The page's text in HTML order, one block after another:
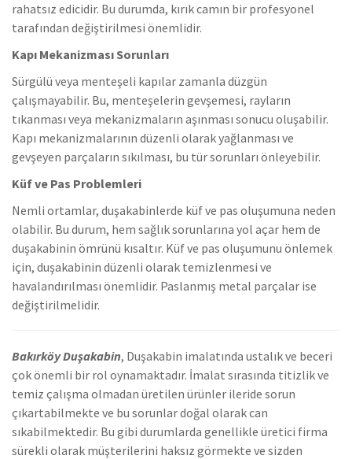
rahatsız edicidir. Bu durumda, kırık camın bir profesyonel
tarafından değiştirilmesi önemlidir.
Kapı Mekanizması Sorunları
Sürgülü veya menteşeli kapılar zamanla düzgün
çalışmayabilir. Bu, menteşelerin gevşemesi, rayların
tıkanması veya mekanizmaların aşınması sonucu oluşabilir.
Kapı mekanizmalarının düzenli olarak yağlanması ve
gevşeyen parçaların sıkılması, bu tür sorunları önleyebilir.
Küf ve Pas Problemleri
Nemli ortamlar, duşakabinlerde küf ve pas oluşumuna neden
olabilir. Bu durum, hem sağlık sorunlarına yol açar hem de
duşakabinin ömrünü kısaltır. Küf ve pas oluşumunu önlemek
için, duşakabinin düzenli olarak temizlenmesi ve
havalandırılması önemlidir. Paslanmış metal parçalar ise
değiştirilmelidir.
Bakırköy Duşakabin, Duşakabin imalatında ustalık ve beceri
çok önemli bir rol oynamaktadır. İmalat sırasında titizlik ve
temiz çalışma olmadan üretilen ürünler ileride sorun
çıkartabilmekte ve bu sorunlar doğal olarak can
sıkabilmektedir. Bu gibi durumlarda genellikle üretici firma
sürekli olarak müşterilerini haksız görmekte ve sizden